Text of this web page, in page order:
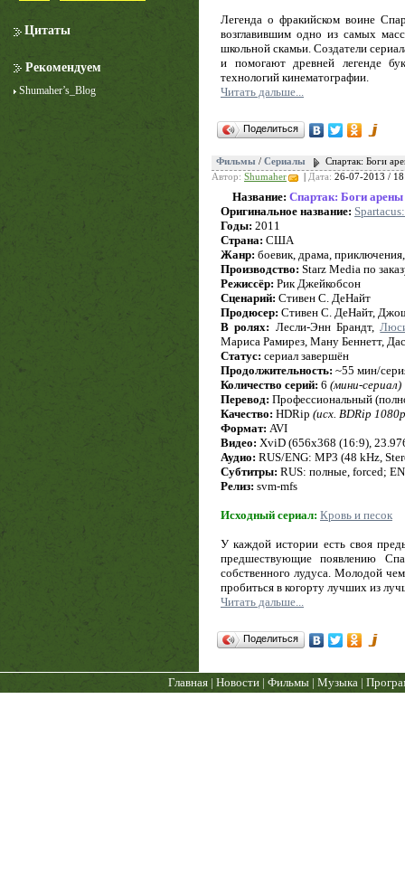
Цитаты
Рекомендуем
Shumaher’s_Blog
1 сезон
Легенда о фракийском воине
возглавившим одно из самых
школьной скамьи. Создатели
и помогают древней легенде
технологий кинематографии.
Читать дальше...
Поделиться
Фильмы / Сериалы
Спартак: Боги
Автор: Shumaher Дата: 26-07-2013 /
Название: Спартак: Боги арены
Оригинальное название:
Годы: 2011
Страна: США
Жанр: боевик, драма,
Производство: Starz Media по
Режиссёр: Рик Джейкобсон
Сценарий: Стивен С. ДеНайт
Продюсер: Стивен С. ДеНайт,
В ролях: Лесли-Энн Брандт,
Мариса Рамирез, Ману Беннетт,
Статус: сериал завершён
Продолжительность: ~55 мин/
Количество серий: 6 (мини-сериал)
Перевод: Профессиональный
Качество: HDRip (исх. BDRip
Формат: AVI
Видео: XviD (656x368 (16:9),
Аудио: RUS/ENG: MP3 (48 kHz,
Субтитры: RUS: полные, forced;
Релиз: svm-mfs
Исходный сериал: Кровь и песок
У каждой истории есть своя
предшествующие появлению
собственного лудуса. Молодой
пробиться в когорту лучших из
Читать дальше...
Поделиться
Главная |Новости |Фильмы |Музыка |